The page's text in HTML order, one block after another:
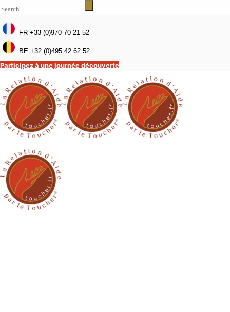
FR +33 (0)970 70 21 52
BE +32 (0)495 42 62 52
Participez à une journée découverte